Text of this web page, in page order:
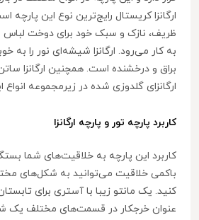
ارگانزا کریستال رایج‌ترین نوع این پارچه
ظریف، نازک و سبک خود برای دوخت
به کار می‌رود. ارگانزا شیشه‌ای نور را
براق و درخشنده است. همچنین ارگانزا
ارگانزای گلدوزی شده در زیرمجموعه انواع
کاربرد پارچه تور و پارچه ارگانزا
کاربرد این پارچه به خلاقیت‌های شما
باکمی خلاقیت می‌توانید به شکل‌های
کنید. یک مانتو زیبا با آستری برای
عنوان خرجکار در قسمت‌های مختلف یک